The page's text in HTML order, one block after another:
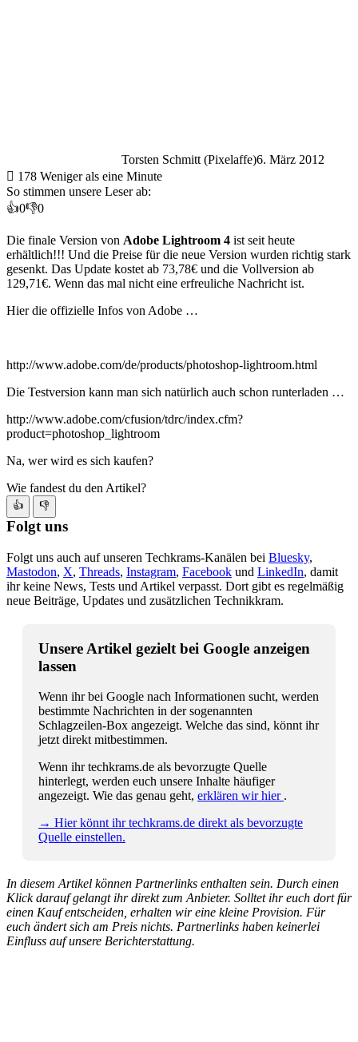
Torsten Schmitt (Pixelaffe)6. März 2012
178 Weniger als eine Minute
So stimmen unsere Leser ab:
👍0👎0
Die finale Version von Adobe Lightroom 4 ist seit heute
erhältlich!!! Und die Preise für die neue Version wurden richtig stark
gesenkt. Das Update kostet ab 73,78€ und die Vollversion ab
129,71€. Wenn das mal nicht eine erfreuliche Nachricht ist.
Hier die offizielle Infos von Adobe …
http://www.adobe.com/de/products/photoshop-lightroom.html
Die Testversion kann man sich natürlich auch schon runterladen …
http://www.adobe.com/cfusion/tdrc/index.cfm?
product=photoshop_lightroom
Na, wer wird es sich kaufen?
Wie fandest du den Artikel?
👍 👎
Folgt uns
Folgt uns auch auf unseren Techkrams-Kanälen bei Bluesky,
Mastodon, X, Threads, Instagram, Facebook und LinkedIn, damit
ihr keine News, Tests und Artikel verpasst. Dort gibt es regelmäßig
neue Beiträge, Updates und zusätzlichen Technikkram.
Unsere Artikel gezielt bei Google anzeigen
lassen
Wenn ihr bei Google nach Informationen sucht, werden
bestimmte Nachrichten in der sogenannten
Schlagzeilen-Box angezeigt. Welche das sind, könnt ihr
jetzt direkt mitbestimmen.
Wenn ihr techkrams.de als bevorzugte Quelle
hinterlegt, werden euch unsere Inhalte häufiger
angezeigt. Wie das genau geht, erklären wir hier .
→ Hier könnt ihr techkrams.de direkt als bevorzugte
Quelle einstellen.
In diesem Artikel können Partnerlinks enthalten sein. Durch einen
Klick darauf gelangt ihr direkt zum Anbieter. Solltet ihr euch dort für
einen Kauf entscheiden, erhalten wir eine kleine Provision. Für
euch ändert sich am Preis nichts. Partnerlinks haben keinerlei
Einfluss auf unsere Berichterstattung.